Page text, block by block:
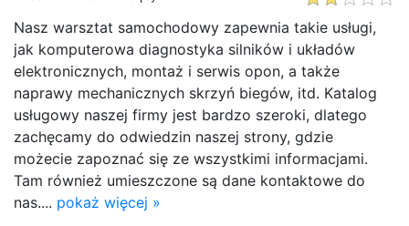
Nasz warsztat samochodowy zapewnia takie usługi,
jak komputerowa diagnostyka silników i układów
elektronicznych, montaż i serwis opon, a także
naprawy mechanicznych skrzyń biegów, itd. Katalog
usługowy naszej firmy jest bardzo szeroki, dlatego
zachęcamy do odwiedzin naszej strony, gdzie
możecie zapoznać się ze wszystkimi informacjami.
Tam również umieszczone są dane kontaktowe do
nas.... pokaż więcej »